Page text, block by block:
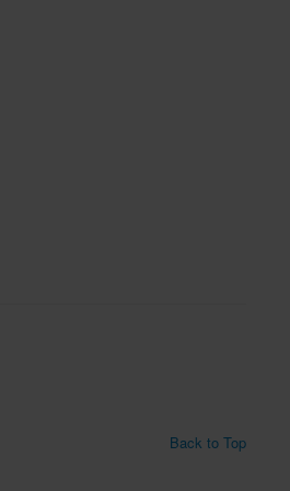
Back to Top